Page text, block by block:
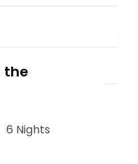
the
6 Nights